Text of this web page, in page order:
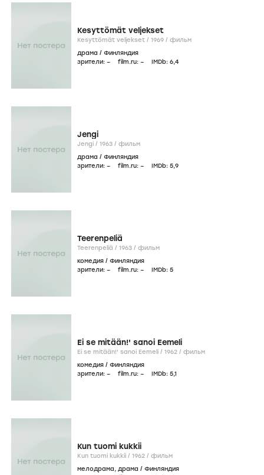
Kesyttömät veljekset
Kesyttömät veljekset / 1969 / фильм
драма / Финляндия
зрители: – film.ru: – IMDb: 6,4
Jengi
Jengi / 1963 / фильм
драма / Финляндия
зрители: – film.ru: – IMDb: 5,9
Teerenpeliä
Teerenpeliä / 1963 / фильм
комедия / Финляндия
зрители: – film.ru: – IMDb: 5
Ei se mitään!' sanoi Eemeli
Ei se mitään!' sanoi Eemeli / 1962 / фильм
комедия / Финляндия
зрители: – film.ru: – IMDb: 5,1
Kun tuomi kukkii
Kun tuomi kukkii / 1962 / фильм
мелодрама, драма / Финляндия